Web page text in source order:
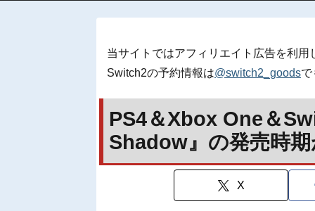
当サイトではアフィリエイト広告を利用
Switch2の予約情報は@switch2_goodsで
PS4＆Xbox One＆
Shadow』の発売時
X